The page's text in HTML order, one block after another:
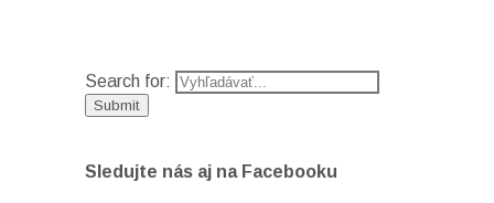
Search for:
Sledujte nás aj na Facebooku